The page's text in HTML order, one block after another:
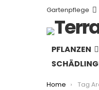
Gartenpflege
PFLANZEN
You are here:
Home Tag